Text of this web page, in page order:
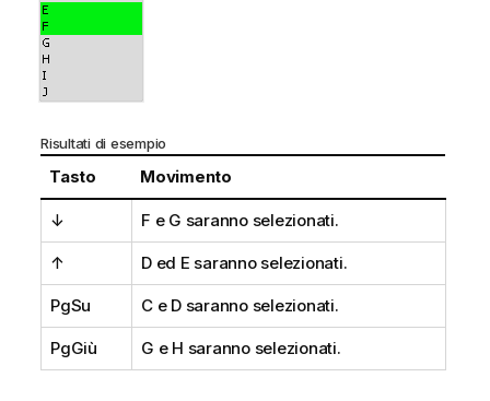
Risultati di esempio
Tasto Movimento
↓ F e G saranno selezionati.
↑ D ed E saranno selezionati.
PgSu C e D saranno selezionati.
PgGiù G e H saranno selezionati.